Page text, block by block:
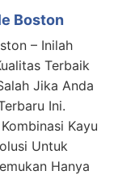
Boston
– Inilah
Terbaik
Jika Anda
Ini.
Kayu
Untuk
Hanya